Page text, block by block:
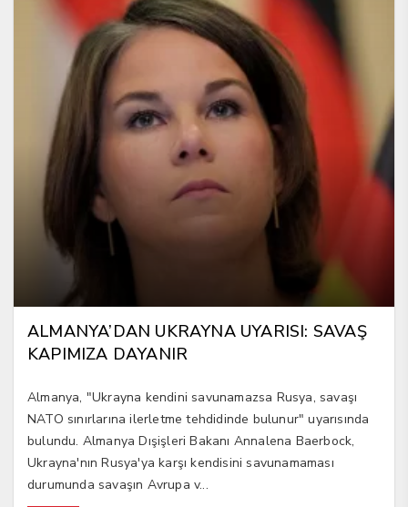
ALMANYA’DAN UKRAYNA UYARISI: SAVAŞ
KAPIMIZA DAYANIR
Almanya, "Ukrayna kendini savunamazsa Rusya, savaşı
NATO sınırlarına ilerletme tehdidinde bulunur" uyarısında
bulundu. Almanya Dışişleri Bakanı Annalena Baerbock,
Ukrayna'nın Rusya'ya karşı kendisini savunamaması
durumunda savaşın Avrupa v...